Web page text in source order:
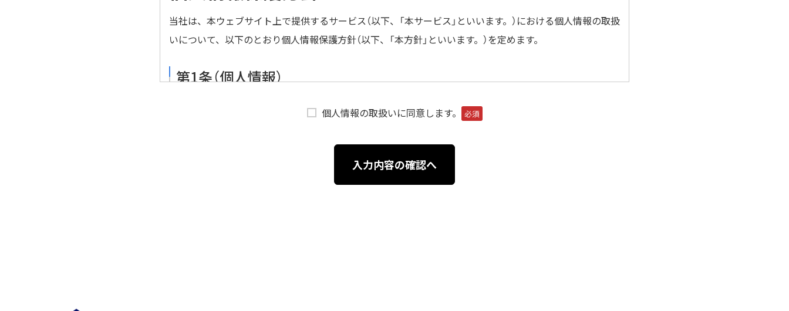
当社は、本ウェブサイト上で提供するサービス（以下、「本サービス」といいます。）における個人情報の取扱
いについて、以下のとおり個人情報保護方針（以下、「本方針」といいます。）を定めます。
第1条（個人情報）
る情報であって、当該情報に含まれる氏名、生年月日、住所、電話番号、連絡先その他の記述等により特定
個人情報のうち「履歴情報および特性情報」とは、上記に定める「個人情報」以外のものをいい、ご覧になっ
たページ、広告の履歴、ユーザーが検索された検索キーワード、ご利用日時、ご利用の方法、ご利用環境、
郵便番号、性別、職業、年齢、ユーザーのIPアドレス、クッキー情報、位置情報、端末の個体識別情報など
個人情報の取扱いに同意します。 必須
入力内容の確認へ